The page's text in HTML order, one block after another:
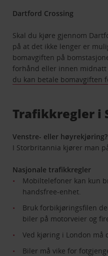
Dartford Crossing
Skal du kjøre gjennom
på at det ikke lenger er
bomavgiften på
forhånd eller innen midnatt
du kan betale bomavgiften
Trafikkregler i
Venstre- eller høyrekjøring?
I Storbritannia kjører man
Nasjonale trafikkregler
Mobiltelefoner kan kun
handsfree-enhet.
Bruk forbikjøringsfilen
biler på motorveier og
Ved kjøring i London må
Biler må vike for